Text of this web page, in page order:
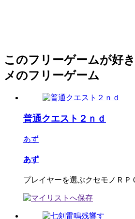
このフリーゲームが好
メのフリーゲーム
普通クエスト２ｎｄ
あず
あず
プレイヤーを選ぶクセモノＲＰ